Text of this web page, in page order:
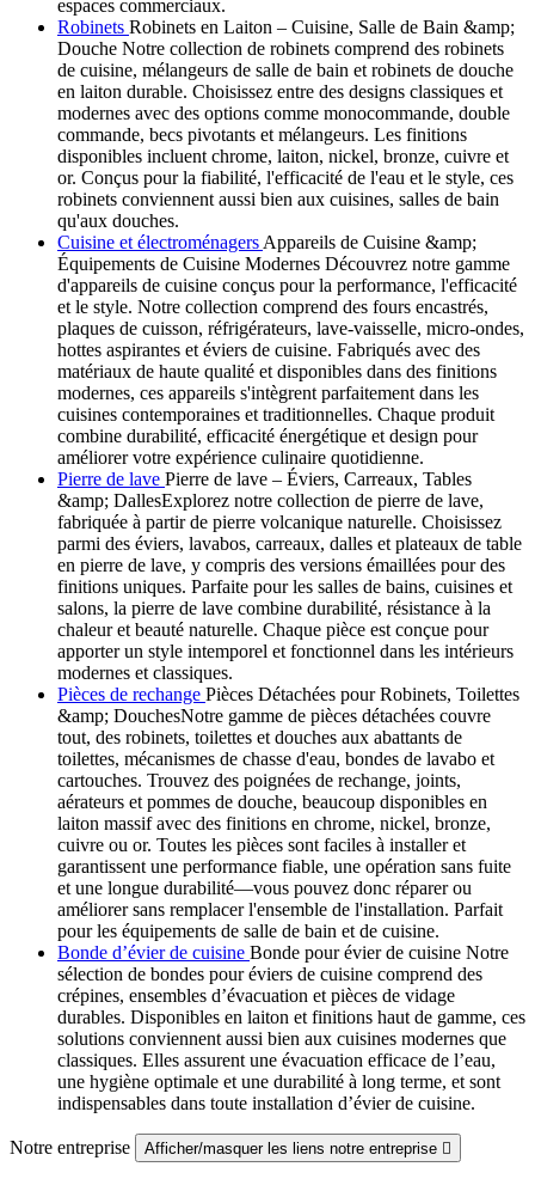
espaces commerciaux.
Robinets Robinets en Laiton – Cuisine, Salle de Bain &amp;
Douche Notre collection de robinets comprend des robinets
de cuisine, mélangeurs de salle de bain et robinets de douche
en laiton durable. Choisissez entre des designs classiques et
modernes avec des options comme monocommande, double
commande, becs pivotants et mélangeurs. Les finitions
disponibles incluent chrome, laiton, nickel, bronze, cuivre et
or. Conçus pour la fiabilité, l'efficacité de l'eau et le style, ces
robinets conviennent aussi bien aux cuisines, salles de bain
qu'aux douches.
Cuisine et électroménagers Appareils de Cuisine &amp;
Équipements de Cuisine Modernes Découvrez notre gamme
d'appareils de cuisine conçus pour la performance, l'efficacité
et le style. Notre collection comprend des fours encastrés,
plaques de cuisson, réfrigérateurs, lave-vaisselle, micro-ondes,
hottes aspirantes et éviers de cuisine. Fabriqués avec des
matériaux de haute qualité et disponibles dans des finitions
modernes, ces appareils s'intègrent parfaitement dans les
cuisines contemporaines et traditionnelles. Chaque produit
combine durabilité, efficacité énergétique et design pour
améliorer votre expérience culinaire quotidienne.
Pierre de lave Pierre de lave – Éviers, Carreaux, Tables
&amp; DallesExplorez notre collection de pierre de lave,
fabriquée à partir de pierre volcanique naturelle. Choisissez
parmi des éviers, lavabos, carreaux, dalles et plateaux de table
en pierre de lave, y compris des versions émaillées pour des
finitions uniques. Parfaite pour les salles de bains, cuisines et
salons, la pierre de lave combine durabilité, résistance à la
chaleur et beauté naturelle. Chaque pièce est conçue pour
apporter un style intemporel et fonctionnel dans les intérieurs
modernes et classiques.
Pièces de rechange Pièces Détachées pour Robinets, Toilettes
&amp; DouchesNotre gamme de pièces détachées couvre
tout, des robinets, toilettes et douches aux abattants de
toilettes, mécanismes de chasse d'eau, bondes de lavabo et
cartouches. Trouvez des poignées de rechange, joints,
aérateurs et pommes de douche, beaucoup disponibles en
laiton massif avec des finitions en chrome, nickel, bronze,
cuivre ou or. Toutes les pièces sont faciles à installer et
garantissent une performance fiable, une opération sans fuite
et une longue durabilité—vous pouvez donc réparer ou
améliorer sans remplacer l'ensemble de l'installation. Parfait
pour les équipements de salle de bain et de cuisine.
Bonde d’évier de cuisine Bonde pour évier de cuisine Notre
sélection de bondes pour éviers de cuisine comprend des
crépines, ensembles d’évacuation et pièces de vidage
durables. Disponibles en laiton et finitions haut de gamme, ces
solutions conviennent aussi bien aux cuisines modernes que
classiques. Elles assurent une évacuation efficace de l’eau,
une hygiène optimale et une durabilité à long terme, et sont
indispensables dans toute installation d’évier de cuisine.
Notre entreprise Afficher/masquer les liens notre entreprise 